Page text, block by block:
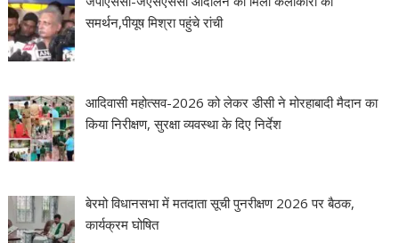
समर्थन,पीयूष मिश्रा पहुंचे रांची
आदिवासी महोत्सव-2026 को लेकर डीसी ने मोरहाबादी मैदान का
किया निरीक्षण, सुरक्षा व्यवस्था के दिए निर्देश
बेरमो विधानसभा में मतदाता सूची पुनरीक्षण 2026 पर बैठक,
कार्यक्रम घोषित